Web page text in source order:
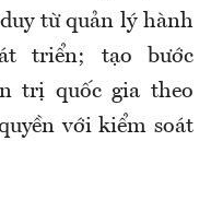
từ quản lý hành
triển; tạo bước
trị quốc gia theo
với kiểm soát